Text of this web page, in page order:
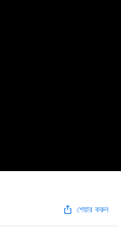
শেয়ার করুন